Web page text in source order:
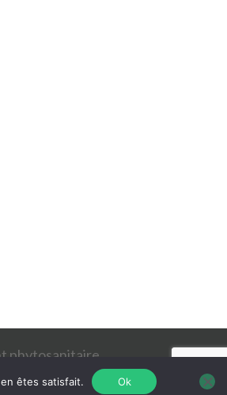
phytosanitaire
êtes satisfait. Ok